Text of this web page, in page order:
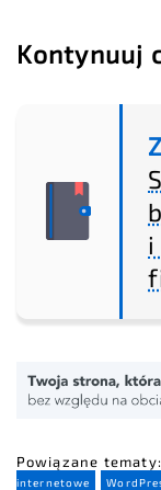
Kontynuuj
i
Powiązane tematy:
internetowe